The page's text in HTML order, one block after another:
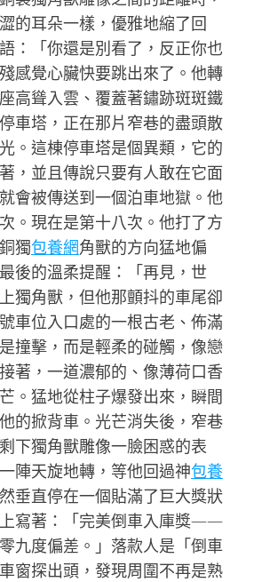
的耳朵一樣，優雅地縮了回
：「你還是別看了，反正你也
感覺心臟快要跳出來了。他轉
高聳入雲、覆蓋著鏽跡斑斑鐵
車塔，正在那片窄巷的盡頭散
。這棟停車塔是個異類，它的
，並且傳說只要有人敢在它面
會被傳送到一個泊車地獄。他
。現在是第十八次。他打了方
獨包養網角獸的方向猛地偏
後的溫柔提醒：「再見，世
獨角獸，但他那顫抖的車尾卻
車位入口處的一根古老、佈滿
撞擊，而是輕柔的碰觸，像戀
著，一道濃郁的、像薄荷口香
。猛地從柱子爆發出來，瞬間
的掀背車。光芒消失後，窄巷
下獨角獸雕像一臉困惑的表
陣天旋地轉，等他回過神包養
垂直停在一個貼滿了巨大獎狀
寫著：「完美倒車入庫獎——
九度偏差。」落款人是「倒車
窗探出頭，發現周圍不再是熟